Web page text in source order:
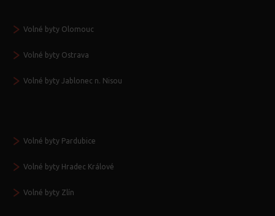
Volné byty Olomouc
Volné byty Ostrava
Volné byty Jablonec n. Nisou
Volné byty Pardubice
Volné byty Hradec Králové
Volné byty Zlín